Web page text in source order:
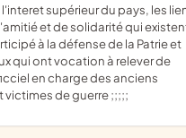
et de solidarité qui
à la défense de la Patrie et
qui ont vocation à relever de
en charge des anciens
de guerre ;;;;;